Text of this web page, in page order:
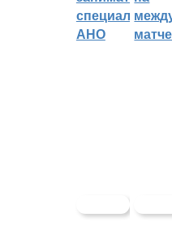
специальное
АНО
матче